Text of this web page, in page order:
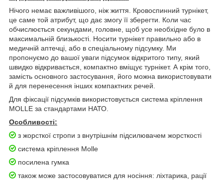
Нічого немає важливішого, ніж життя. Кровоспинний турнікет,
це саме той атрибут, що дає змогу її зберегти. Коли час
обчислюється секундами, головне, щоб усе необхідне було в
максимальній близькості. Носити турнікет правильно або в
медичній аптечці, або в спеціальному підсумку. Ми
пропонуємо до вашої уваги підсумок відкритого типу, який
швидко відкривається, компактно вміщує турнікет. А крім того,
замість основного застосування, його можна використовувати
й для перенесення інших компактних речей.
Для фіксації підсумків використовується система кріплення
MOLLE за стандартами НАТО.
Особливості:
з жорсткої стропи з внутрішнім підсилювачем жорсткості
система кріплення Molle
посилена гумка
також може застосовуватися для носіння: ліхтарика, рації